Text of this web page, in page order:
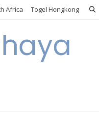
Africa Togel Hongkong